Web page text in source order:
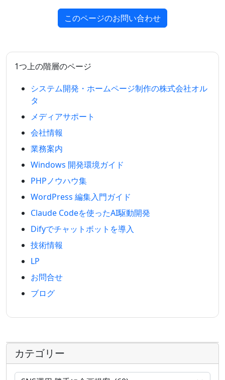
このページのお問い合わせ
1つ上の階層のページ
システム開発・ホームページ制作の株式会社オル
タ
メディアサポート
会社情報
業務案内
Windows 開発環境ガイド
PHPノウハウ集
WordPress 編集入門ガイド
Claude Codeを使ったAI駆動開発
Difyでチャットボットを導入
技術情報
LP
お問合せ
ブログ
カテゴリー